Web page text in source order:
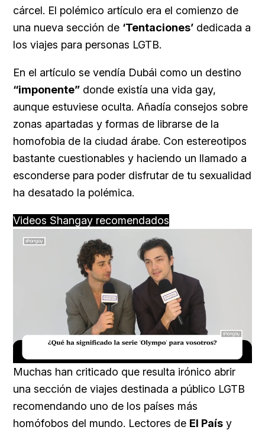
cárcel. El polémico artículo era el comienzo de
una nueva sección de ‘Tentaciones’ dedicada a
los viajes para personas LGTB.
En el artículo se vendía Dubái como un destino
“imponente” donde existía una vida gay,
aunque estuviese oculta. Añadía consejos sobre
zonas apartadas y formas de librarse de la
homofobia de la ciudad árabe. Con estereotipos
bastante cuestionables y haciendo un llamado a
esconderse para poder disfrutar de tu sexualidad
ha desatado la polémica.
Videos Shangay recomendados
16.54%
Muchas han criticado que resulta irónico abrir
una sección de viajes destinada a público LGTB
recomendando uno de los países más
homófobos del mundo. Lectores de El País y